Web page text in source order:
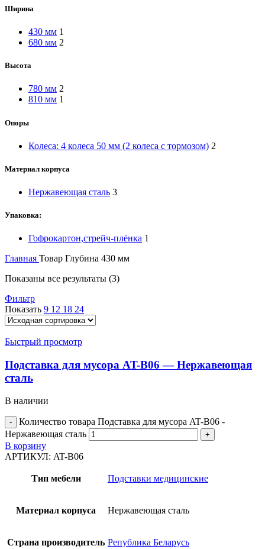
Ширина
430 мм 1
680 мм 2
Высота
780 мм 2
810 мм 1
Опоры
Колеса: 4 колеса 50 мм (2 колеса с тормозом) 2
Материал корпуса
Нержавеющая сталь 3
Упаковка:
Гофрокартон,стрейч-плёнка 1
Главная Товар Глубина 430 мм
Показаны все результаты (3)
Фильтр
Показать 9 12 18 24
Быстрый просмотр
Подставка для мусора AT-B06 — Нержавеющая
сталь
В наличии
Количество товара Подставка для мусора AT-B06 -
Нержавеющая сталь
В корзину
АРТИКУЛ: AT-B06
Тип мебели Подставки медицинские
Материал корпуса Нержавеющая сталь
Страна производитель Република Беларусь